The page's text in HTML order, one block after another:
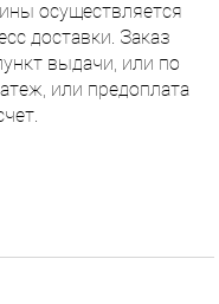
осуществляется
доставки. Заказ
выдачи, или по
или предоплата